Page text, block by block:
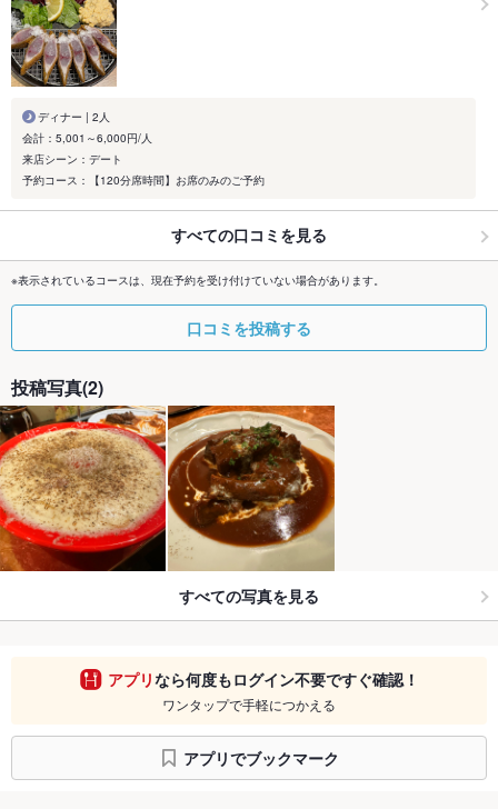
ディナー | 2人
会計：5,001～6,000円/人
来店シーン：デート
予約コース：【120分席時間】お席のみのご予約
すべての口コミを見る
※表示されているコースは、現在予約を受け付けていない場合があります。
口コミを投稿する
投稿写真(2)
すべての写真を見る
アプリなら何度もログイン不要ですぐ確認！
ワンタップで手軽につかえる
アプリでブックマーク